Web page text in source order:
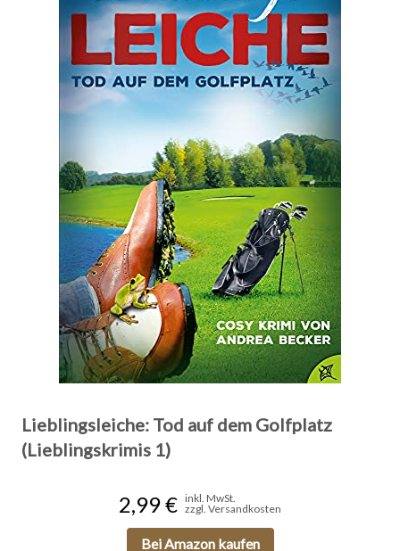
Lieblingsleiche: Tod auf dem Golfplatz
(Lieblingskrimis 1)
2,99 € inkl. MwSt.
zzgl. Versandkosten
Bei Amazon kaufen